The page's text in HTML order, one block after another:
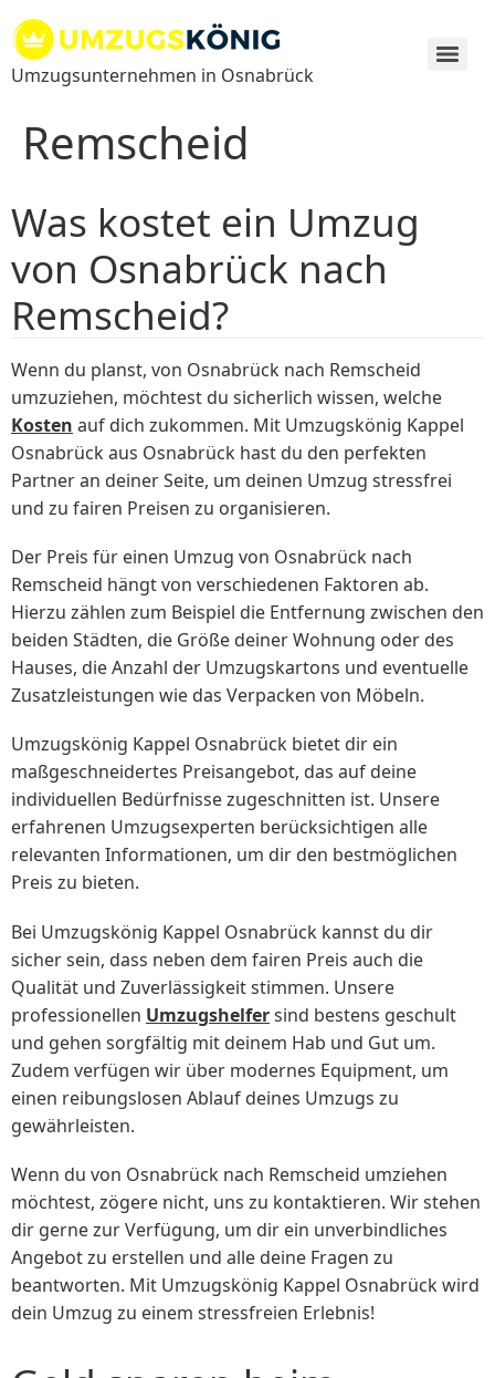
Inhalt
springen
Umzugsunternehmen in Osnabrück
Remscheid
Was kostet ein Umzug
von Osnabrück nach
Remscheid?
Wenn du planst, von Osnabrück nach Remscheid
umzuziehen, möchtest du sicherlich wissen, welche
Kosten auf dich zukommen. Mit Umzugskönig Kappel
Osnabrück aus Osnabrück hast du den perfekten
Partner an deiner Seite, um deinen Umzug stressfrei
und zu fairen Preisen zu organisieren.
Der Preis für einen Umzug von Osnabrück nach
Remscheid hängt von verschiedenen Faktoren ab.
Hierzu zählen zum Beispiel die Entfernung zwischen den
beiden Städten, die Größe deiner Wohnung oder des
Hauses, die Anzahl der Umzugskartons und eventuelle
Zusatzleistungen wie das Verpacken von Möbeln.
Umzugskönig Kappel Osnabrück bietet dir ein
maßgeschneidertes Preisangebot, das auf deine
individuellen Bedürfnisse zugeschnitten ist. Unsere
erfahrenen Umzugsexperten berücksichtigen alle
relevanten Informationen, um dir den bestmöglichen
Preis zu bieten.
Bei Umzugskönig Kappel Osnabrück kannst du dir
sicher sein, dass neben dem fairen Preis auch die
Qualität und Zuverlässigkeit stimmen. Unsere
professionellen Umzugshelfersind bestens geschult
und gehen sorgfältig mit deinem Hab und Gut um.
Zudem verfügen wir über modernes Equipment, um
einen reibungslosen Ablauf deines Umzugs zu
gewährleisten.
Wenn du von Osnabrück nach Remscheid umziehen
möchtest, zögere nicht, uns zu kontaktieren. Wir stehen
dir gerne zur Verfügung, um dir ein unverbindliches
Angebot zu erstellen und alle deine Fragen zu
beantworten. Mit Umzugskönig Kappel Osnabrück wird
dein Umzug zu einem stressfreien Erlebnis!